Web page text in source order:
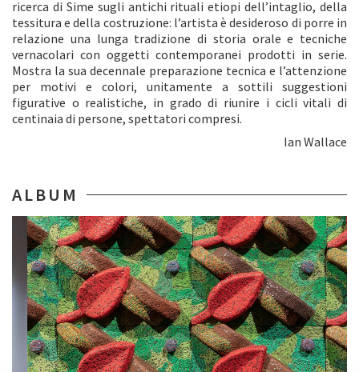
ricerca di Sime sugli antichi rituali etiopi dell’intaglio, della
tessitura e della costruzione: l’artista è desideroso di porre in
relazione una lunga tradizione di storia orale e tecniche
vernacolari con oggetti contemporanei prodotti in serie.
Mostra la sua decennale preparazione tecnica e l’attenzione
per motivi e colori, unitamente a sottili suggestioni
figurative o realistiche, in grado di riunire i cicli vitali di
centinaia di persone, spettatori compresi.
Ian Wallace
ALBUM